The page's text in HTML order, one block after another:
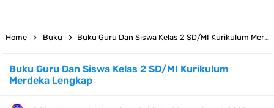
Bank Soal PAT Semester 2 Kelas 4 SD/MI Tahun 2026
Home Buku Buku Guru Dan Siswa Kelas 2 SD/MI Kurikulum Merdeka Lengkap
Buku Guru Dan Siswa Kelas 2 SD/MI Kurikulum
Merdeka Lengkap